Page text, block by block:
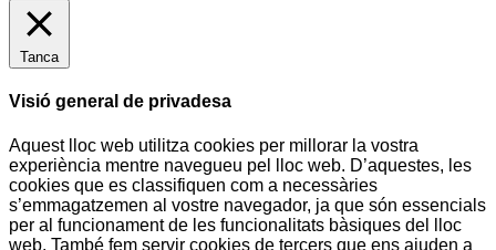
Tanca
Visió general de privadesa
Aquest lloc web utilitza cookies per millorar la vostra
experiència mentre navegueu pel lloc web. D’aquestes, les
cookies que es classifiquen com a necessàries
s’emmagatzemen al vostre navegador, ja que són essencials
per al funcionament de les funcionalitats bàsiques del lloc
web. També fem servir cookies de tercers que ens ajuden a